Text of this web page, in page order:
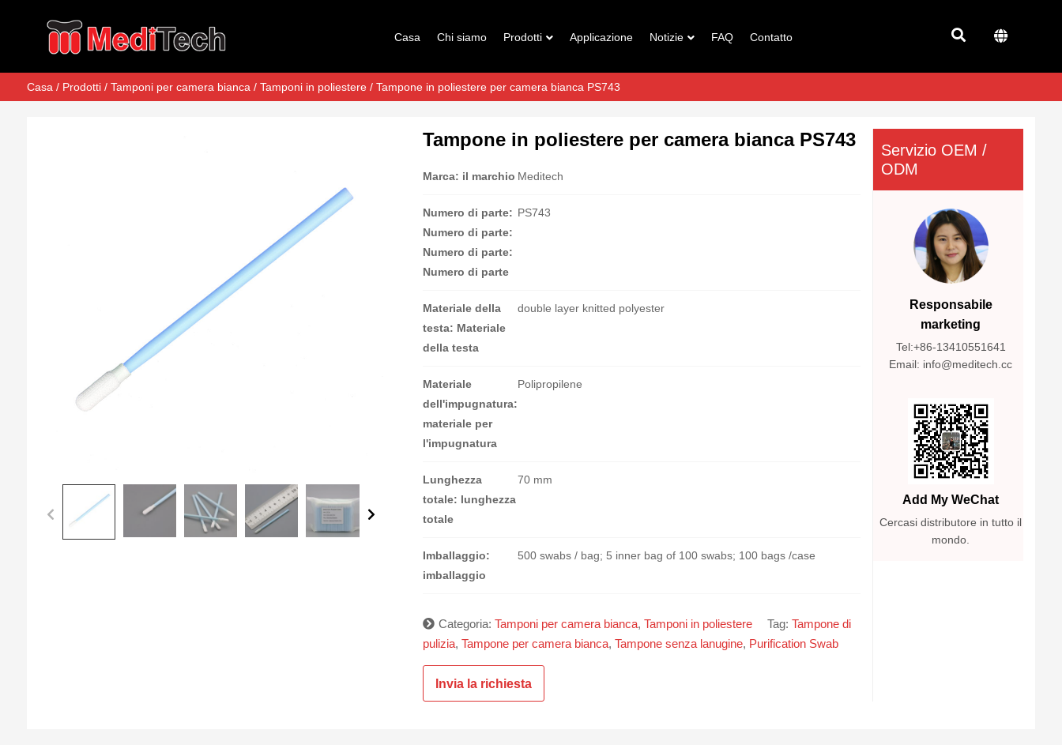
Casa Chi siamo Prodotti Applicazione Notizie FAQ Contatto
Casa / Prodotti/ Tamponi per camera bianca / Tamponi in poliestere/ Tampone in poliestere per camera bianca PS743
Tampone in poliestere per camera bianca PS743
Marca: il marchio Meditech
Numero di parte:
Numero di parte:
Numero di parte:
Numero di parte
PS743
Materiale della
testa: Materiale
della testa
double layer knitted polyester
Materiale
dell'impugnatura:
materiale per
l'impugnatura
Polipropilene
Lunghezza
totale: lunghezza
totale
70 mm
Imballaggio:
imballaggio
500 swabs / bag; 5 inner bag of 100 swabs; 100 bags /case
Categoria: Tamponi per camera bianca, Tamponi in poliestere Tag: Tampone di
pulizia, Tampone per camera bianca, Tampone senza lanugine, Purification Swab
Invia la richiesta
Servizio OEM /
ODM
Responsabile
marketing
Tel:+86-13410551641
Email: info@meditech.cc
Add My WeChat
Cercasi distributore in tutto il
mondo.